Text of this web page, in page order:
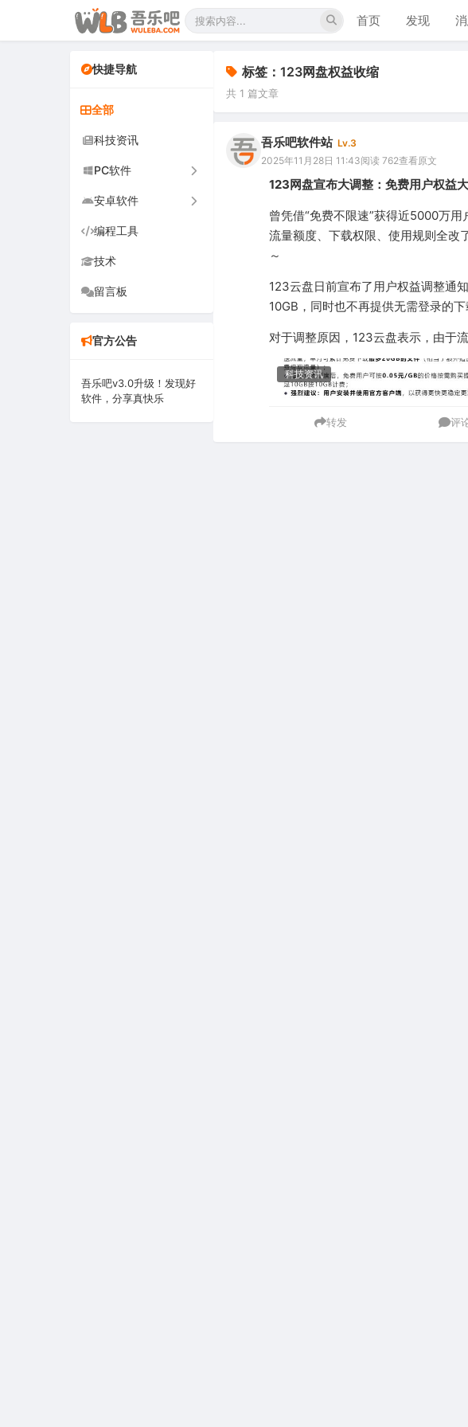
首页 发现
快捷导航
全部
科技资讯
PC软件
办公软件
网络软件
音频视频
系统下载
安卓软件
手机软件
车机软件
编程工具
技术
留言板
官方公告
吾乐吧v3.0升级！发现好
软件，分享真快乐
标签：123网盘权益收缩
共 1 篇文章
吾乐吧软件站 Lv.3
2025年11月28日 11:43阅读 762查看原文
123网盘宣布大调整：免费用户权益
曾凭借“免费不限速”获得近5000万
流量额度、下载权限、使用规则全改
～
123云盘日前宣布了用户权益调整通
10GB，同时也不再提供无需登录的下
对于调整原因，123云盘表示，由于
科技资讯
转发 评